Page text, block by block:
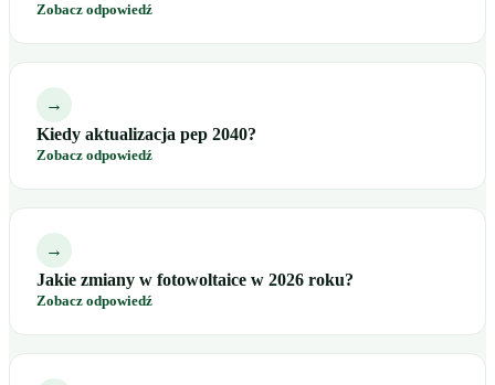
Zobacz odpowiedź
→
Kiedy aktualizacja pep 2040?
Zobacz odpowiedź
→
Jakie zmiany w fotowoltaice w 2026 roku?
Zobacz odpowiedź